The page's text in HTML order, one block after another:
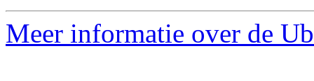
Meer informatie over de